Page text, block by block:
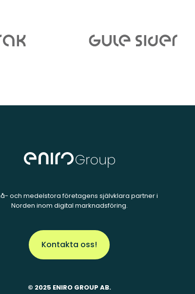
och medelstora företagens självklara partner i
Norden inom digital marknadsföring.
Kontakta oss!
© 2025 ENIRO GROUP AB.